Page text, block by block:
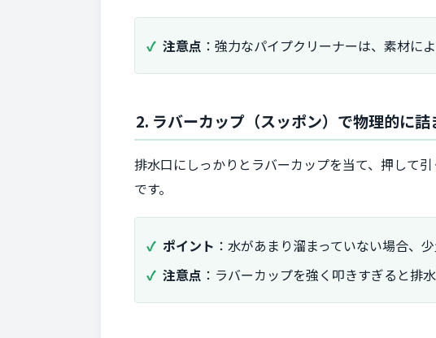
注意点 ：強力なパイプクリーナーは、素材に
2. ラバーカップ（スッポン）で物理的に
排水口にしっかりとラバーカップを当て、押して
です。
ポイント ：水があまり溜まっていない場合、
注意点 ：ラバーカップを強く叩きすぎると排